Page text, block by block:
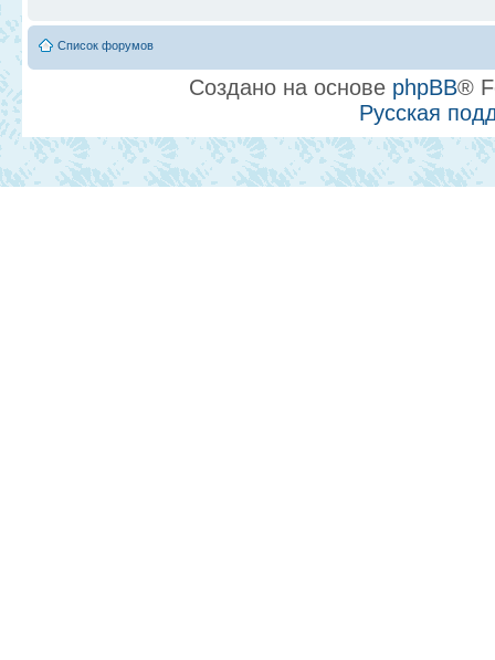
Список форумов
Создано на основе phpBB®
Русская